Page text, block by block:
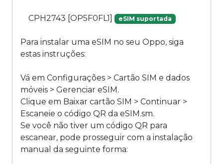
CPH2743 [OP5F0FL1] eSIM suportada
Para instalar uma eSIM no seu Oppo, siga
estas instruções:
Vá em Configurações > Cartão SIM e dados
móveis > Gerenciar eSIM.
Clique em Baixar cartão SIM > Continuar >
Escaneie o código QR da eSIM.sm.
Se você não tiver um código QR para
escanear, pode prosseguir com a instalação
manual da seguinte forma: